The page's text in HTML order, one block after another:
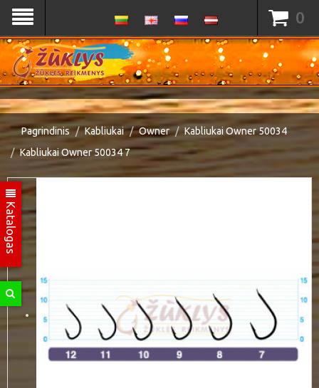
Katalogas
0
Pagrindinis Kabliukai Owner
Kabliukai Owner 50034
Kabliukai Owner 50034 7